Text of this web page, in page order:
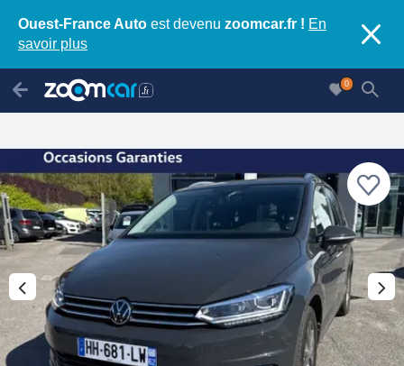
Ouest-France Auto est devenu zoomcar.fr ! En
savoir plus
0